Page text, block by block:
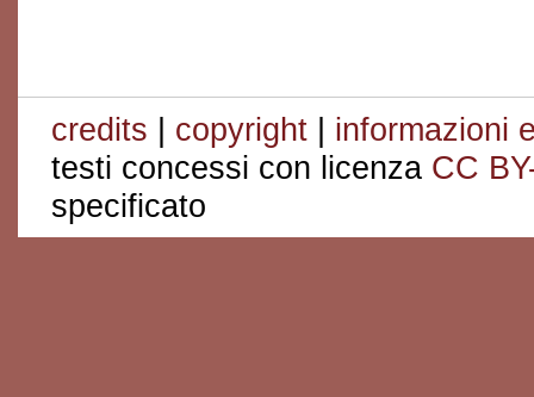
credits | copyright | informazioni
testi concessi con licenza CC
specificato